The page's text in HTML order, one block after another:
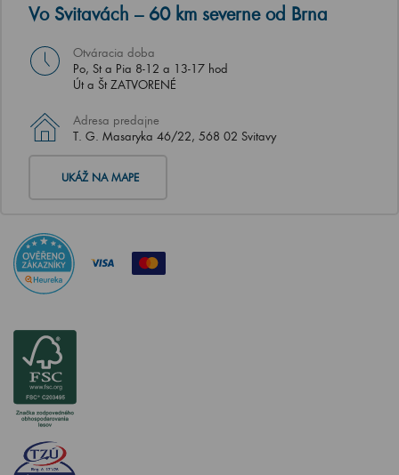
Vo Svitavách – 60 km severne od Brna
Otváracia doba
Po, St a Pia 8-12 a 13-17 hod
Út a Št ZATVORENÉ
Adresa predajne
T. G. Masaryka 46/22, 568 02 Svitavy
UKÁŽ NA MAPE